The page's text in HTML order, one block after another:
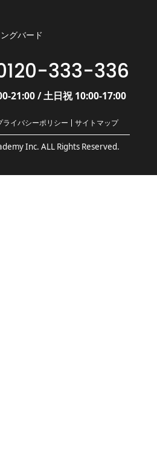
グバード
333-336
21:00 / 土日祝 10:00-17:00
Inc. ALL Rights Reserved.
ライバシーポリシー サイトマップ